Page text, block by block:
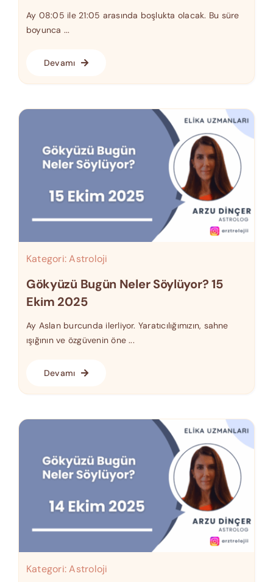
Ay 08:05 ile 21:05 arasında boşlukta olacak. Bu süre
boyunca ...
Devamı
Kategori:Astroloji
Gökyüzü Bugün Neler Söylüyor? 15
Ekim 2025
Ay Aslan burcunda ilerliyor. Yaratıcılığımızın, sahne
ışığının ve özgüvenin öne ...
Devamı
Kategori:Astroloji